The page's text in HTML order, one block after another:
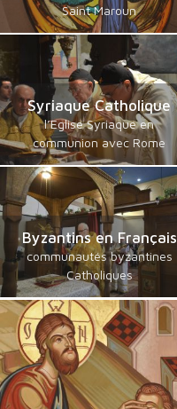
Saint Maroun
Syriaque Catholique
l’Eglise Syriaque en
communion avec Rome
Byzantins en Français
communautés byzantines
Catholiques